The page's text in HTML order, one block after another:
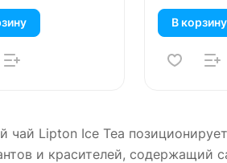
В корзину
чай Lipton Ice Tea
и красителей, содержащий